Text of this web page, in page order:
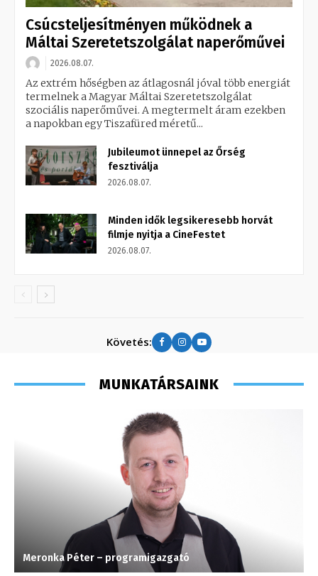
Csúcsteljesítményen működnek a
Máltai Szeretetszolgálat naperőművei
2026.08.07.
Az extrém hőségben az átlagosnál jóval több energiát
termelnek a Magyar Máltai Szeretetszolgálat
szociális naperőművei. A megtermelt áram ezekben
a napokban egy Tiszafüred méretű...
Jubileumot ünnepel az Őrség
fesztiválja
2026.08.07.
Minden idők legsikeresebb horvát
filmje nyitja a CineFestet
2026.08.07.
Követés:
MUNKATÁRSAINK
Meronka Péter – programigazgató